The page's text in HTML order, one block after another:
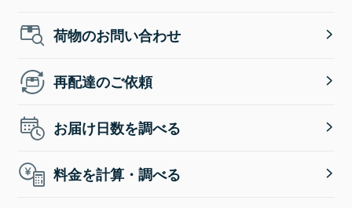
荷物のお問い合わせ
再配達のご依頼
お届け日数を調べる
料金を計算・調べる